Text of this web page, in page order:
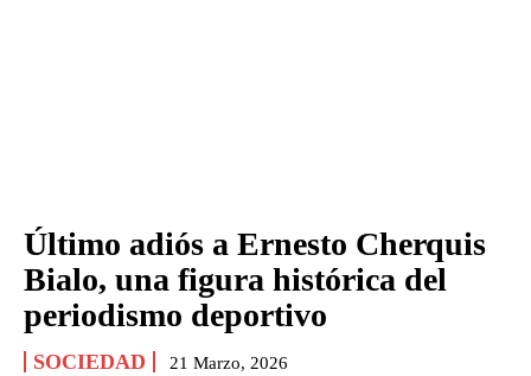
Último adiós a Ernesto Cherquis
Bialo, una figura histórica del
periodismo deportivo
SOCIEDAD 21 Marzo, 2026